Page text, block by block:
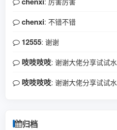
chenxi: 不错不错
12555: 谢谢
吱吱吱吱: 谢谢大佬分享试试水
吱吱吱吱: 谢谢大佬分享试试水
归档